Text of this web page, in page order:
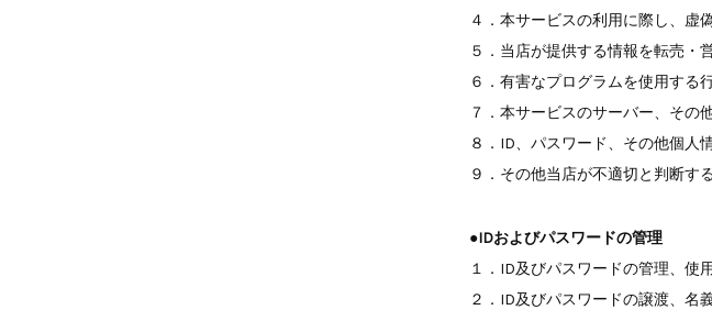
４．本サービスの利用に際し、虚
５．当店が提供する情報を転売・
６．有害なプログラムを使用する
７．本サービスのサーバー、その
８．ID、パスワード、その他個人
９．その他当店が不適切と判断す
●IDおよびパスワードの管理
１．ID及びパスワードの管理、使
２．ID及びパスワードの譲渡、名